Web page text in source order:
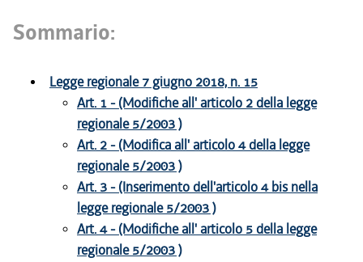
Sommario:
Legge regionale 7 giugno 2018, n. 15
Art. 1 - (Modifiche all' articolo 2 della legge
regionale 5/2003 )
Art. 2 - (Modifica all' articolo 4 della legge
regionale 5/2003 )
Art. 3 - (Inserimento dell'articolo 4 bis nella
legge regionale 5/2003 )
Art. 4 - (Modifiche all' articolo 5 della legge
regionale 5/2003 )